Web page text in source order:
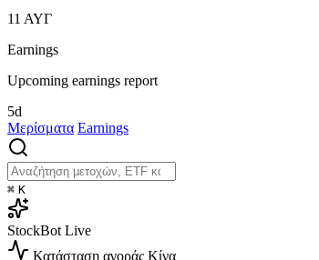
11 ΑΥΓ
Earnings
Upcoming earnings report
5d
Μερίσματα Earnings
⌘ K
StockBot Live
Κατάσταση αγοράς Κίνα